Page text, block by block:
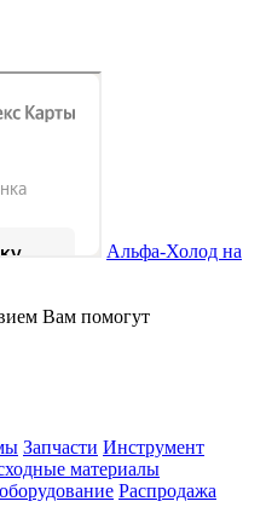
Альфа-Холод на
Вам помогут
Запчасти Инструмент
материалы
Распродажа